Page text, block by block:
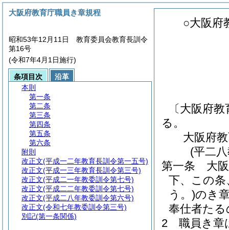
○大阪府
〔大阪府
る。
大阪府
(平二
第一条
大
下、この条
う。)のき
奉仕者た
2
職員き章
大阪府教育庁職員き章規程
昭和53年12月11日 教育委員会教育長訓令
第16号
(令和7年4月1日施行)
条項目次
沿革
本則
第一条
第二条
第三条
第四条
第五条
第六条
附則
改正文(平成一二年教育長訓令第一五号)
改正文(平成一三年教育長訓令第三号)
改正文(平成二一年教委訓令第七号)
改正文(平成二二年教委訓令第七号)
改正文(平成二八年教委訓令第六号)
改正文(令和七年教委訓令第三号)
別記(第一条関係)